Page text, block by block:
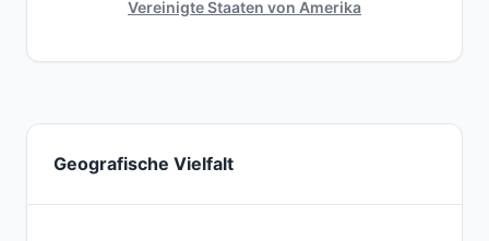
Vereinigte Staaten von Amerika
Geografische Vielfalt